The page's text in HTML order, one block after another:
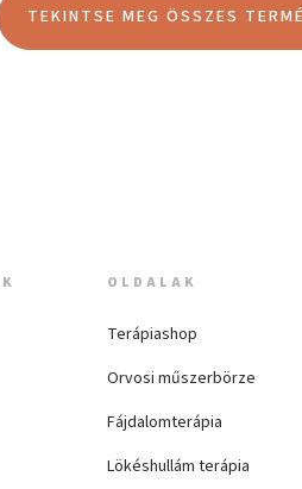
TEKINTSE MEG ÖSSZES
OLDALAK
Terápiashop
Orvosi műszerbörze
Fájdalomterápia
Lökéshullám terápia